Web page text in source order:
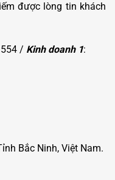
được lòng tin khách
/ Kinh doanh 1:
Bắc Ninh, Việt Nam.